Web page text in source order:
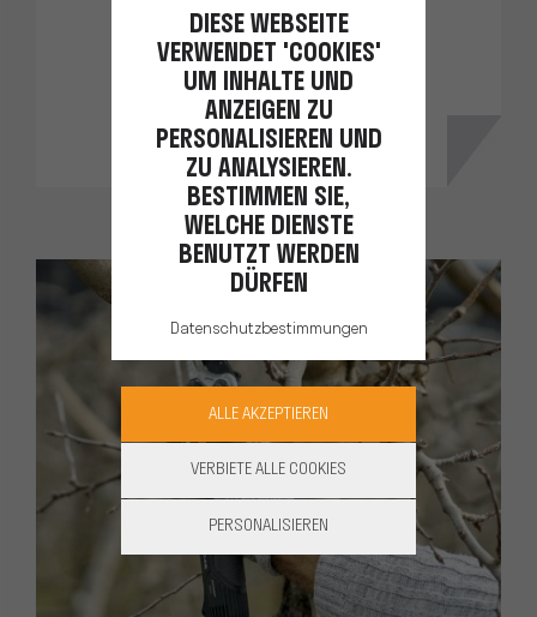
ENTDECKEN
DIESE WEBSEITE
VERWENDET 'COOKIES'
UM INHALTE UND
ANZEIGEN ZU
PERSONALISIEREN UND
ZU ANALYSIEREN.
BESTIMMEN SIE,
WELCHE DIENSTE
BENUTZT WERDEN
DÜRFEN
Datenschutzbestimmungen
ALLE AKZEPTIEREN
VERBIETE ALLE COOKIES
PERSONALISIEREN